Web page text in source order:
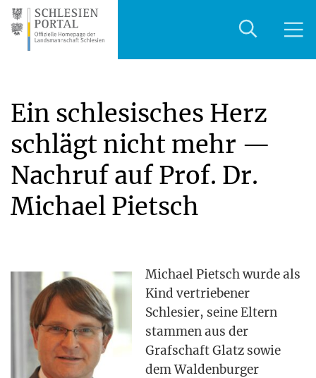
Ein schlesisches Herz
schlägt nicht mehr —
Nachruf auf Prof. Dr.
Michael Pietsch
Micha­el Pietsch wur­de als
Kind ver­trie­be­ner
Schle­si­er, sei­ne Eltern
stam­men aus der
Graf­schaft Glatz sowie
dem Wal­den­bur­ger